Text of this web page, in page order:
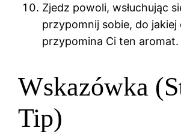
Zjedz powoli, wsłuchując
przypomnij sobie, do jakiej
przypomina Ci ten aromat.
Wskazówka
Tip)